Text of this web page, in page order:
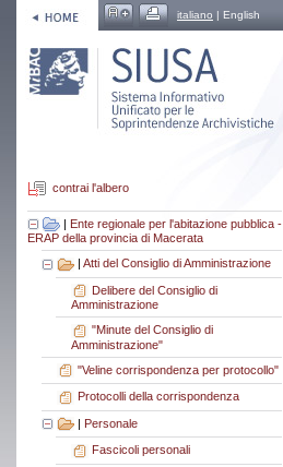
italiano | English
contrai l'albero
| Ente regionale per l'abitazione pubblica -
ERAP della provincia di Macerata
| Atti del Consiglio di Amministrazione
Delibere del Consiglio di
Amministrazione
"Minute del Consiglio di
Amministrazione"
"Veline corrispondenza per protocollo"
Protocolli della corrispondenza
| Personale
Fascicoli personali